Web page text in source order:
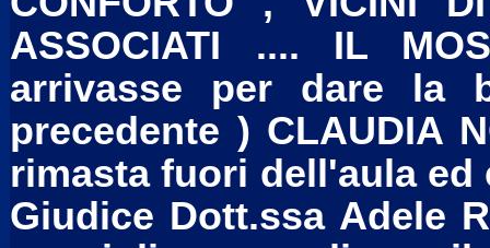
ASSOCIATI .... IL
arrivasse per dare la
precedente ) CLAUDIA
rimasta fuori dell'aula ed
Giudice Dott.ssa Adele